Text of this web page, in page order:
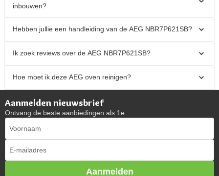
inbouwen?
Hebben jullie een handleiding van de AEG NBR7P621SB?
Ik zoek reviews over de AEG NBR7P621SB?
Hoe moet ik deze AEG oven reinigen?
Aanmelden nieuwsbrief
Ontvang de beste aanbiedingen als 1e
Aanmelden